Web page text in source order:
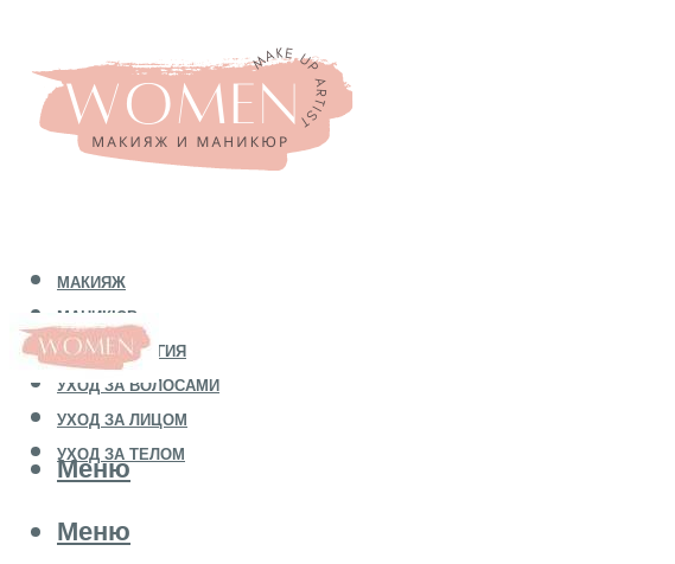
МАКИЯЖ
МАНИКЮР
КОСМЕТОЛОГИЯ
УХОД ЗА ВОЛОСАМИ
УХОД ЗА ЛИЦОМ
УХОД ЗА ТЕЛОМ
Меню
Меню